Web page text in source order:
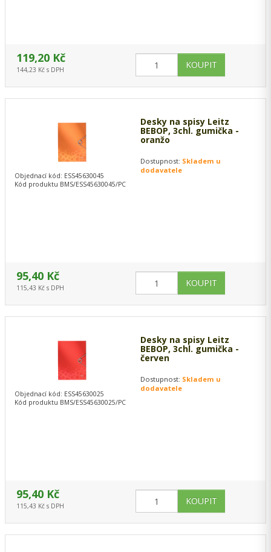
119,20 Kč
144,23 Kč s DPH
Desky na spisy Leitz
BEBOP, 3chl. gumička -
oranžo
Dostupnost: Skladem u
dodavatele
Objednací kód: ESS45630045
Kód produktu BMS/ESS45630045/PC
95,40 Kč
115,43 Kč s DPH
Desky na spisy Leitz
BEBOP, 3chl. gumička -
červen
Dostupnost: Skladem u
dodavatele
Objednací kód: ESS45630025
Kód produktu BMS/ESS45630025/PC
95,40 Kč
115,43 Kč s DPH